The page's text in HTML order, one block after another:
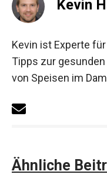
Kevin
Kevin ist Experte
Tipps zur
von Speisen im
Ähnliche